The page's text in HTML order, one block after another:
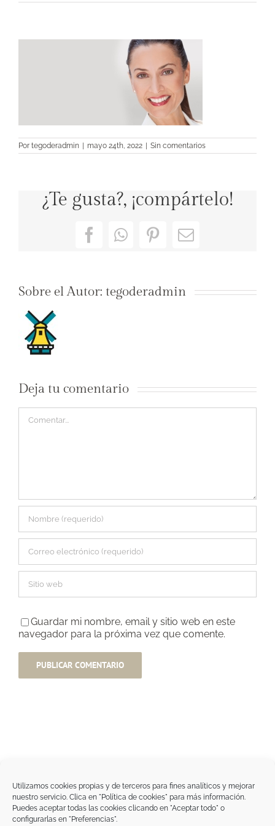
Utilizamos cookies propias y de terceros para fines analíticos y mejorar
nuestro servicio. Clica en "Política de cookies" para más información.
Puedes aceptar todas las cookies clicando en "Aceptar todo" o
configurarlas en "Preferencias".
Por tegoderadmin mayo 24th, 2022 Sin comentarios
¿Te gusta?, ¡compártelo!
FacebookWhatsApp
PinterestCorreo
Sobre el Autor: tegoderadmin
Deja tu comentario
Guardar mi nombre, email y sitio web en este
navegador para la próxima vez que comente.
Tegoder Cosmetics
48170 Zamudio (Bizkaia) - España